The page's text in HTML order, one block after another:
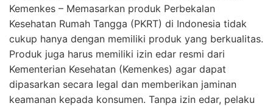
Kemenkes – Memasarkan produk Perbekalan
Kesehatan Rumah Tangga (PKRT) di Indonesia tidak
cukup hanya dengan memiliki produk yang berkualitas.
Produk juga harus memiliki izin edar resmi dari
Kementerian Kesehatan (Kemenkes) agar dapat
dipasarkan secara legal dan memberikan jaminan
keamanan kepada konsumen. Tanpa izin edar, pelaku